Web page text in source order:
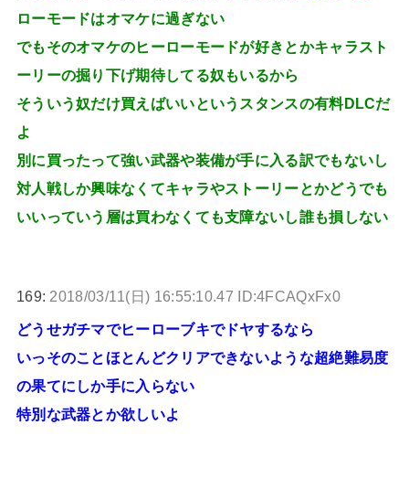
ローモードはオマケに過ぎない
でもそのオマケのヒーローモードが好きとかキャラスト
ーリーの掘り下げ期待してる奴もいるから
そういう奴だけ買えばいいというスタンスの有料DLCだ
よ
別に買ったって強い武器や装備が手に入る訳でもないし
対人戦しか興味なくてキャラやストーリーとかどうでも
いいっていう層は買わなくても支障ないし誰も損しない
169: 2018/03/11(日) 16:55:10.47 ID:4FCAQxFx0
どうせガチマでヒーローブキでドヤするなら
いっそのことほとんどクリアできないような超絶難易度
の果てにしか手に入らない
特別な武器とか欲しいよ